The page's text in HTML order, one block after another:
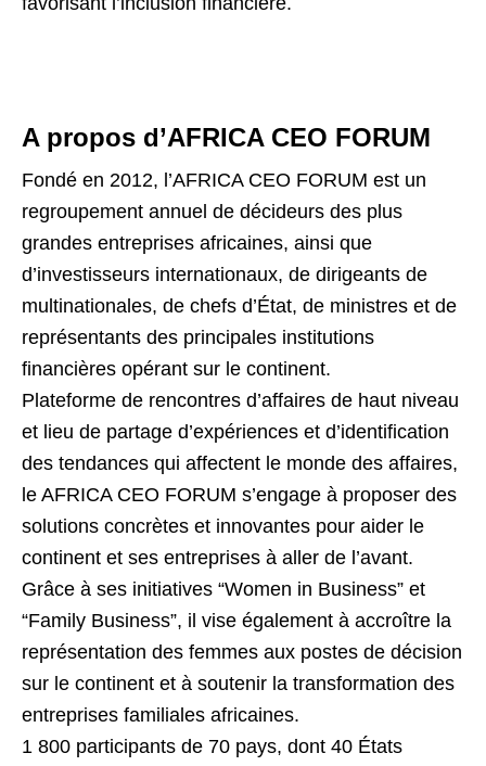
A propos d’AFRICA CEO FORUM
Fondé en 2012, l’AFRICA CEO FORUM est un
regroupement annuel de décideurs des plus
grandes entreprises africaines, ainsi que
d’investisseurs internationaux, de dirigeants de
multinationales, de chefs d’État, de ministres et de
représentants des principales institutions
financières opérant sur le continent.
Plateforme de rencontres d’affaires de haut niveau
et lieu de partage d’expériences et d’identification
des tendances qui affectent le monde des affaires,
le AFRICA CEO FORUM s’engage à proposer des
solutions concrètes et innovantes pour aider le
continent et ses entreprises à aller de l’avant.
Grâce à ses initiatives “Women in Business” et
“Family Business”, il vise également à accroître la
représentation des femmes aux postes de décision
sur le continent et à soutenir la transformation des
entreprises familiales africaines.
1 800 participants de 70 pays, dont 40 États